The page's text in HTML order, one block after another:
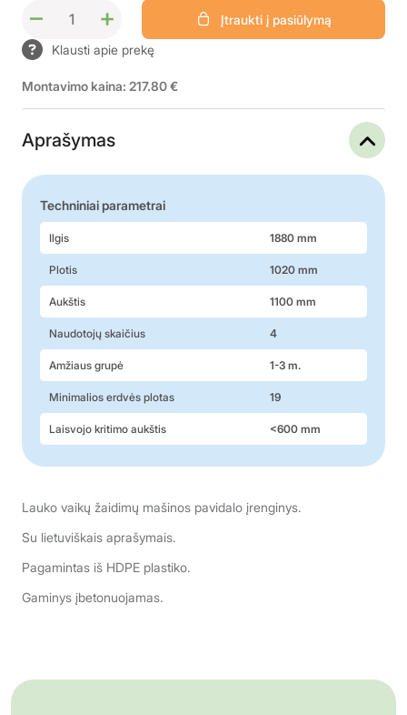
– +
Įtraukti į pasiūlymą
Klausti apie prekę
Montavimo kaina: 217.80 €
Aprašymas
Techniniai parametrai
Ilgis 1880 mm
Plotis 1020 mm
Aukštis 1100 mm
Naudotojų skaičius 4
Amžiaus grupė 1-3 m.
Minimalios erdvės plotas 19
Laisvojo kritimo aukštis <600 mm
Lauko vaikų žaidimų mašinos pavidalo įrenginys.
Su lietuviškais aprašymais.
Pagamintas iš HDPE plastiko.
Gaminys įbetonuojamas.